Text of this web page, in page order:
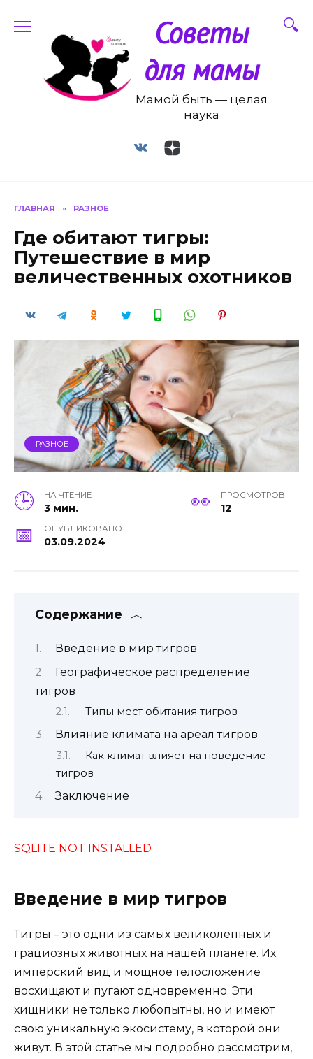
содержанию
Советы
для мамы
Мамой быть — целая
наука
ГЛАВНАЯ » РАЗНОЕ
Где обитают тигры:
Путешествие в мир
величественных охотников
РАЗНОЕ
НА ЧТЕНИЕ
3 мин.
ПРОСМОТРОВ
12
ОПУБЛИКОВАНО
03.09.2024
Содержание
Введение в мир тигров
Географическое распределение
тигров
Типы мест обитания тигров
Влияние климата на ареал тигров
Как климат влияет на поведение
тигров
Заключение
SQLITE NOT INSTALLED
Введение в мир тигров
Тигры – это одни из самых великолепных и
грациозных животных на нашей планете. Их
имперский вид и мощное телосложение
восхищают и пугают одновременно. Эти
хищники не только любопытны, но и имеют
свою уникальную экосистему, в которой они
живут. В этой статье мы подробно рассмотрим,